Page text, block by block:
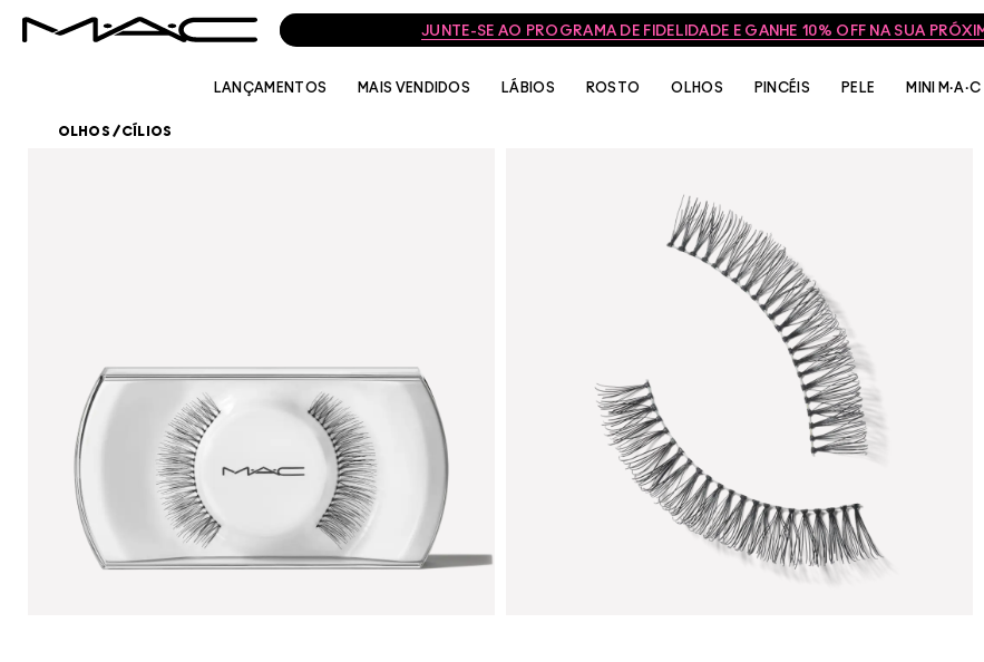
JUNTE-SE AO PROGRAMA DE FIDELIDADE E GANHE 10% OFF NA SUA
LANÇAMENTOS MAIS VENDIDOS LÁBIOS ROSTO OLHOS PINCÉIS PELE MINI M·A·C
OLHOS /CÍLIOS